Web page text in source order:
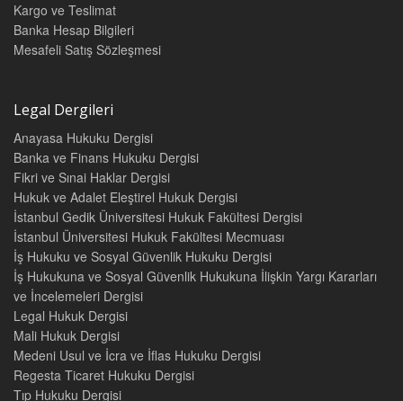
MESLEK ODASI KAYITLARI VE GEÇERLİLİK DURUMU
2004-2014 YILLARI ARASINDA DOĞU KARADENİZ
BÖLÜMÜ’NDE İŞGÜCÜNE KATILIM VE KADIN EMEĞİ
SOSYAL POLİTİKA
TÜRKİYE’DE SOSYAL YARDIMLAR
ŞİRKET ORTAĞI VEYA İŞVEREN VEKİLİ EŞİNİN SİGORTALILIK
DURUMU 203
AVRUPA BİRLİĞİ VE TÜRKİYE İLİŞKİLERİ BAĞLAMINDA
SOSYAL GÜVENLİK POLİTİKASI 211
AVRUPA BİRLİĞİ VE TÜRKİYE SOSYAL GÜVENLİK
POLİTİKASININ KARŞILAŞTIRILMASI 237
BİREYSEL EMEKLİLİK SİSTEMİ VE TAMAMLAYICI EMEKLİLİK
SİSTEMİ 265
56’NCI MADDE KAPSAMINDA ÖLÜM AYLIĞI İÇİN BOŞANMA
MUVAZAA MI HİLE Mİ 271
EK ORTAK MAKALELER 279
Kargo ve Teslimat
Banka Hesap Bilgileri
Mesafeli Satış Sözleşmesi
Legal Dergileri
Anayasa Hukuku Dergisi
Banka ve Finans Hukuku Dergisi
Fikri ve Sınai Haklar Dergisi
Hukuk ve Adalet Eleştirel Hukuk Dergisi
İstanbul Gedik Üniversitesi Hukuk Fakültesi Dergisi
İstanbul Üniversitesi Hukuk Fakültesi Mecmuası
İş Hukuku ve Sosyal Güvenlik Hukuku Dergisi
İş Hukukuna ve Sosyal Güvenlik Hukukuna İlişkin Yargı Kararları
ve İncelemeleri Dergisi
Legal Hukuk Dergisi
Mali Hukuk Dergisi
Medeni Usul ve İcra ve İflas Hukuku Dergisi
Regesta Ticaret Hukuku Dergisi
Tıp Hukuku Dergisi